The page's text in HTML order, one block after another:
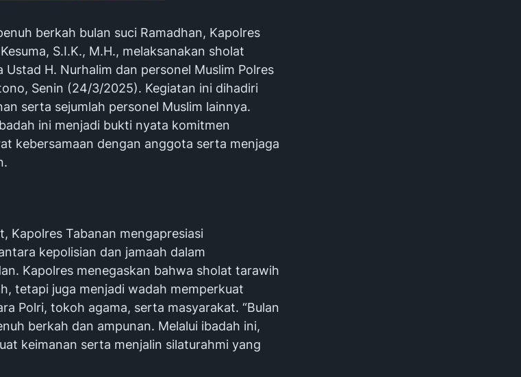
berkah bulan suci Ramadhan, Kapolres
S.I.K., M.H., melaksanakan sholat
H. Nurhalim dan personel Muslim Polres
Senin (24/3/2025). Kegiatan ini dihadiri
serta sejumlah personel Muslim lainnya.
ini menjadi bukti nyata komitmen
kebersamaan dengan anggota serta menjaga
Kapolres Tabanan mengapresiasi
kepolisian dan jamaah dalam
Kapolres menegaskan bahwa sholat tarawih
tetapi juga menjadi wadah memperkuat
Polri, tokoh agama, serta masyarakat. “Bulan
berkah dan ampunan. Melalui ibadah ini,
keimanan serta menjalin silaturahmi yang